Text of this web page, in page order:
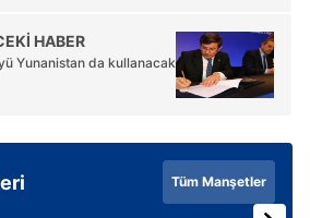
HABER
Yunanistan da kullanacak
Tüm Manşetler